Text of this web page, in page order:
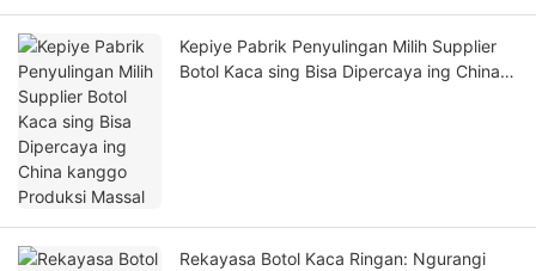
Kepiye Pabrik Penyulingan Milih Supplier
Botol Kaca sing Bisa Dipercaya ing China
Rekayasa Botol Kaca Ringan: Ngurangi